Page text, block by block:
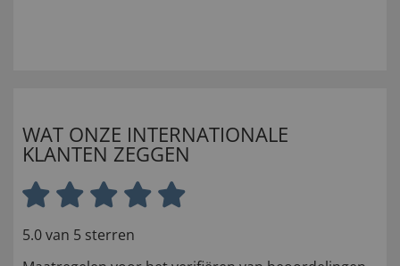
WAT ONZE INTERNATIONALE
KLANTEN ZEGGEN
5.0 van 5 sterren